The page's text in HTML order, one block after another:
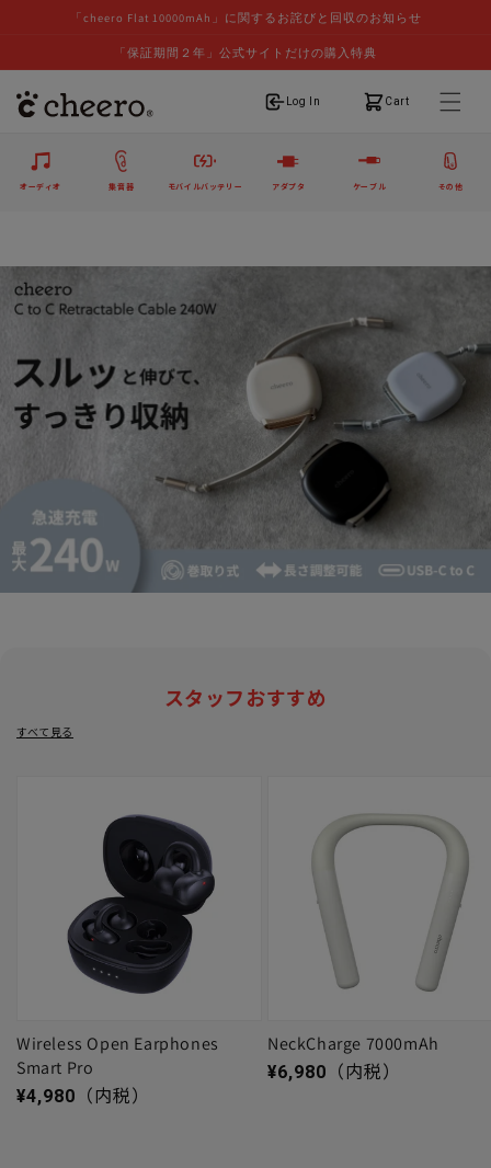
「cheero Flat 10000mAh」に関するお詫びと回収のお知らせ
「保証期間２年」公式サイトだけの購入特典
Log In
ログイン Cart
カート
オーディオ 集音器 モバイルバッテリー アダプタ ケーブル その他
スタッフおすすめ
すべて見る
Wireless Open Earphones
Smart Pro
通常価格
¥4,980 （内税）
NeckCharge 7000mAh
通常価格
¥6,980 （内税）